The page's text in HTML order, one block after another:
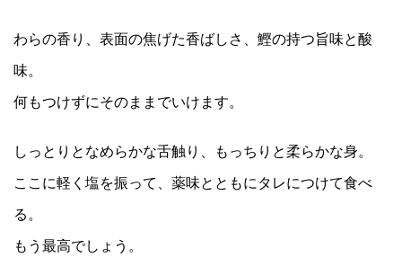
わらの香り、表面の焦げた香ばしさ、鰹の持つ旨味と酸
味。
何もつけずにそのままでいけます。
しっとりとなめらかな舌触り、もっちりと柔らかな身。
ここに軽く塩を振って、薬味とともにタレにつけて食べ
る。
もう最高でしょう。